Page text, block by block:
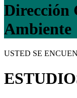
Dirección
Ambiente
USTED SE